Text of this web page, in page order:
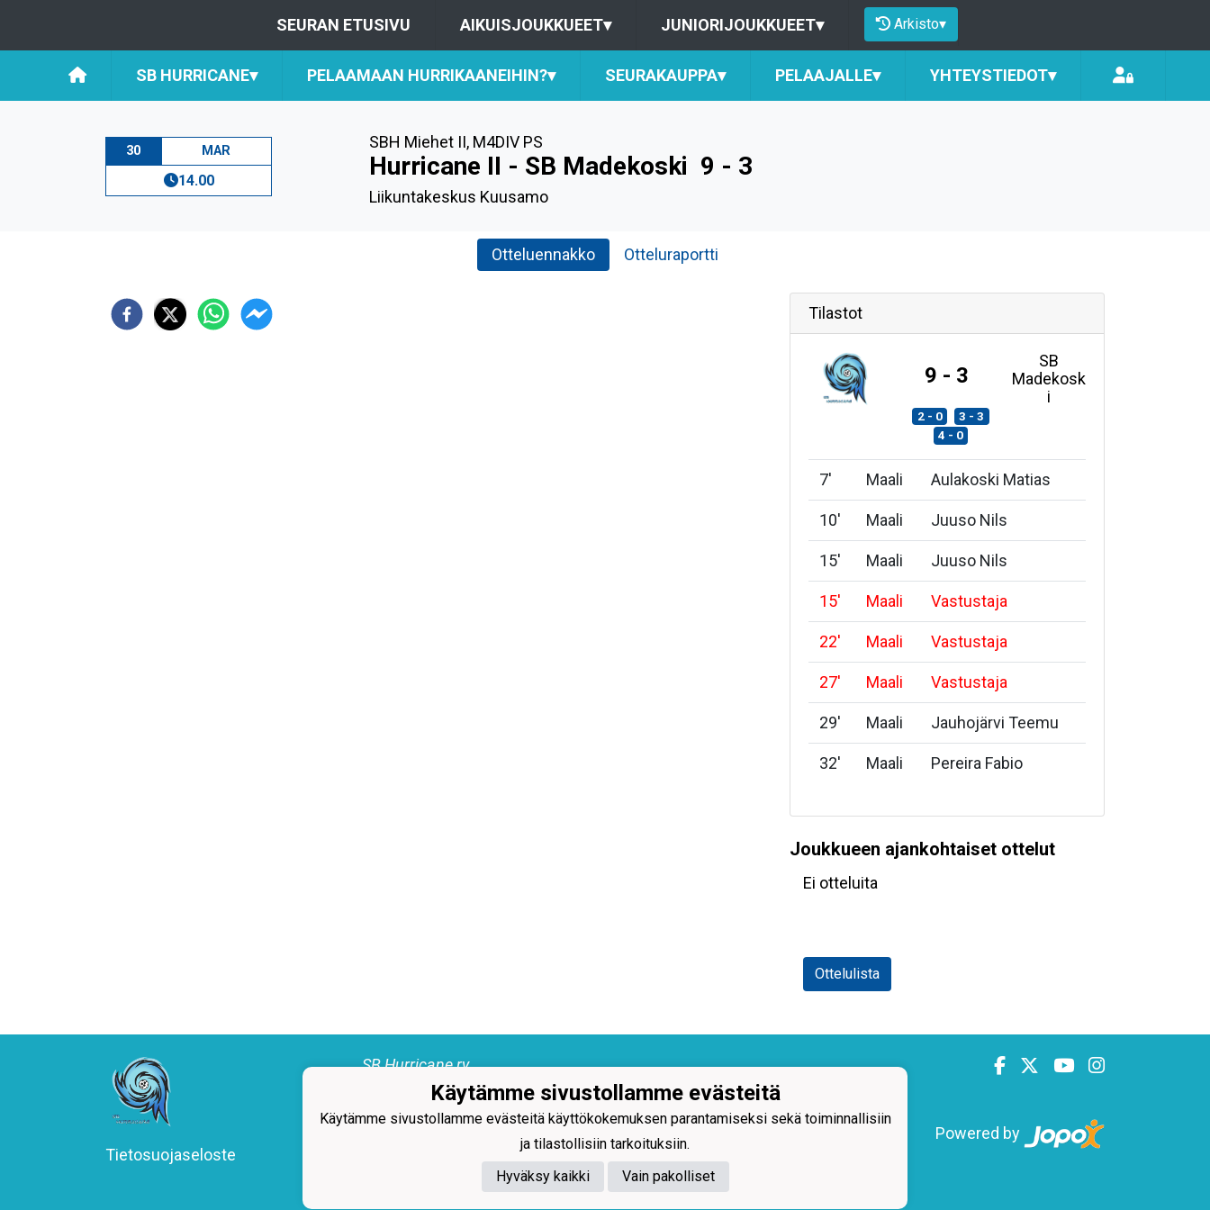
SEURAN ETUSIVU AIKUISJOUKKUEET▾ JUNIORIJOUKKUEET▾ Arkisto▾
SB HURRICANE▾ PELAAMAAN HURRIKAANEIHIN?▾ SEURAKAUPPA▾ PELAAJALLE▾ YHTEYSTIEDOT▾
30 MAR
14.00
SBH Miehet II, M4DIV PS
Hurricane II - SB Madekoski 9 - 3
Liikuntakeskus Kuusamo
Otteluennakko Otteluraportti
Tilastot
9 - 3
SB
Madekosk
i
2 - 0
3 - 3
4 - 0
7' Maali Aulakoski Matias
10' Maali Juuso Nils
15' Maali Juuso Nils
15' Maali Vastustaja
22' Maali Vastustaja
27' Maali Vastustaja
29' Maali Jauhojärvi Teemu
32' Maali Pereira Fabio
Joukkueen ajankohtaiset ottelut
Ei otteluita
Ottelulista
Tietosuojaseloste
SB Hurricane ry
Paulatie 37 A2, 90810 Kiviniemi
Puh: 0443220980
email: toimisto@sbhurricane.fi
#SBHurricane #SBH #Hurrikaanit
#Floorballrockyoulikeahurricane #Salibandy
Powered by
Käytämme sivustollamme evästeitä
Käytämme sivustollamme evästeitä käyttökokemuksen parantamiseksi sekä toiminnallisiin
ja tilastollisiin tarkoituksiin.
Hyväksy kaikki
Vain pakolliset